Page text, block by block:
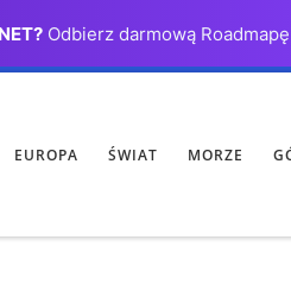
Odbierz darmową
EUROPA ŚWIAT MORZE